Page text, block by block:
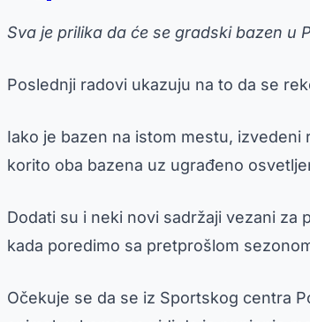
Sva je prilika da će se gradski bazen u
Poslednji radovi ukazuju na to da se
Iako je bazen na istom mestu,
korito oba bazena uz ugrađeno
Dodati su i neki novi sadržaji vezani za
kada poredimo sa pretprošlom
Očekuje se da se iz Sportskog centra